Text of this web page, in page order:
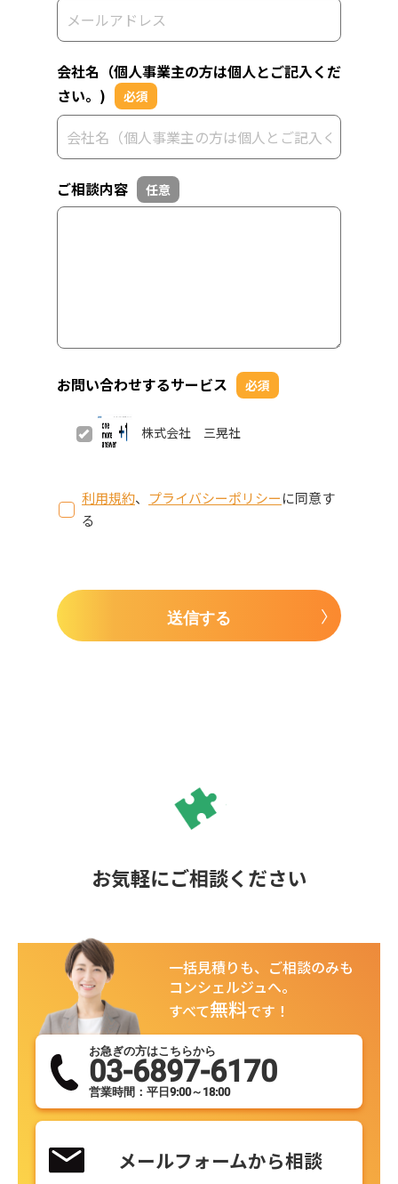
会社名（個人事業主の方は個人とご記入くだ
さい。)
必須
ご相談内容 任意
お問い合わせするサービス 必須
株式会社 三晃社
利用規約、 プライバシーポリシーに同意す
る
送信する
お気軽にご相談ください
一括見積りも、ご相談のみも
コンシェルジュへ。
すべて無料です！
お急ぎの方はこちらから
03-6897-6170
営業時間：平日9:00～18:00
メールフォームから相談